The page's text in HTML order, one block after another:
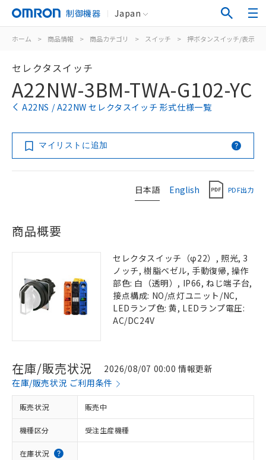
制御機器 Japan
ホーム > 商品情報 > 商品カテゴリ > スイッチ > 押ボタンスイッチ/表示灯
セレクタスイッチ
A22NW-3BM-TWA-G102-YC
A22NS / A22NW セレクタスイッチ 形式仕様一覧
マイリストに追加
日本語 English PDF出力
商品概要
セレクタスイッチ（φ22）, 照光, 3
ノッチ, 樹脂ベゼル, 手動復帰, 操作
部色: 白（透明）, IP66, ねじ端子台,
接点構成: NO/点灯ユニット/NC,
LEDランプ色: 黄, LEDランプ電圧:
AC/DC24V
在庫/販売状況
2026/08/07 00:00 情報更新
在庫/販売状況 ご利用条件
販売状況 販売中
機種区分 受注生産機種
在庫状況